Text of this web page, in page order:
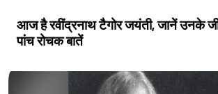
आज है रवींद्रनाथ टैगोर जयंती, जानें उनके
पांच रोचक बातें